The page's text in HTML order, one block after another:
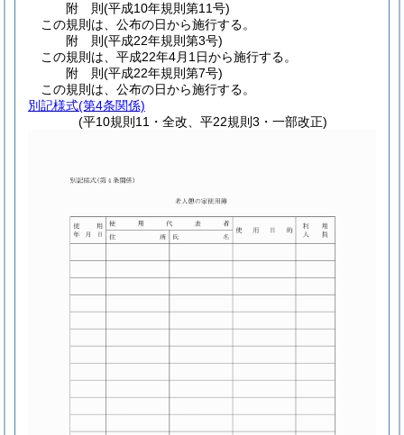
附 則(平成10年規則第11号)
この規則は、公布の日から施行する。
附 則(平成22年規則第3号)
この規則は、平成22年4月1日から施行する。
附 則(平成22年規則第7号)
この規則は、公布の日から施行する。
別記様式(第4条関係)
(平10規則11・全改、平22規則3・一部改正)